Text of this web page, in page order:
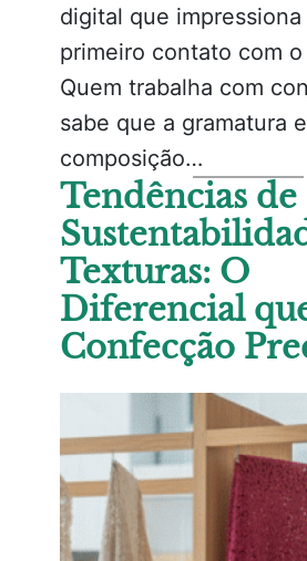
digital que
primeiro contato com
Quem trabalha com
sabe que a gramatura
composição…
Tendências de
Texturas: O
Diferencial
Confecção